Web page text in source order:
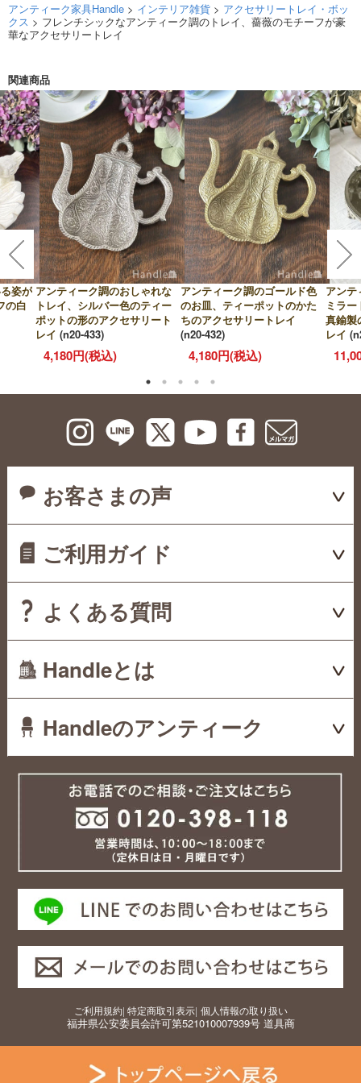
アンティーク家具Handle > インテリア雑貨 > アクセサリートレイ・ボッ
クス > フレンチシックなアンティーク調のトレイ、薔薇のモチーフが豪
華なアクセサリートレイ
関連商品
姿が
の白
アンティーク調のおしゃれな
トレイ、シルバー色のティー
ポットの形のアクセサリート
レイ (n20-433)
4,180円(税込)
アンティーク調のゴールド色
のお皿、ティーポットのかた
ちのアクセサリートレイ
(n20-432)
4,180円(税込)
アンテ
ミラ
真鍮製
レイ
お客さまの声
ご利用ガイド
よくある質問
Handleとは
Handleのアンティーク
ご利用規約| 特定商取引表示| 個人情報の取り扱い
福井県公安委員会許可第521010007939号 道具商